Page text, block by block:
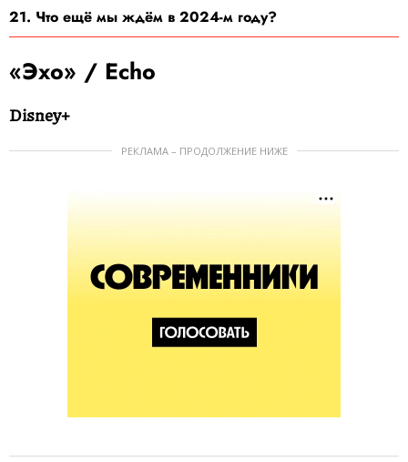
21. Что ещё мы ждём в 2024-м году?
«Эхо» / Echo
Disney+
РЕКЛАМА – ПРОДОЛЖЕНИЕ НИЖЕ